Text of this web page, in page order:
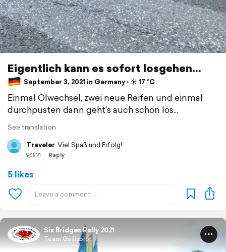
Eigentlich kann es sofort losgehen...
September 3, 2021 in Germany ⋅ ☀️ 17 °C
Einmal Ölwechsel, zwei neue Reifen und einmal
durchpusten dann geht's auch schon los...
See translation
Traveler Viel Spaß und Erfolg!
9/3/21 Reply
5 likes
Six Bridges Rally 2021
Team Gsälzbrot